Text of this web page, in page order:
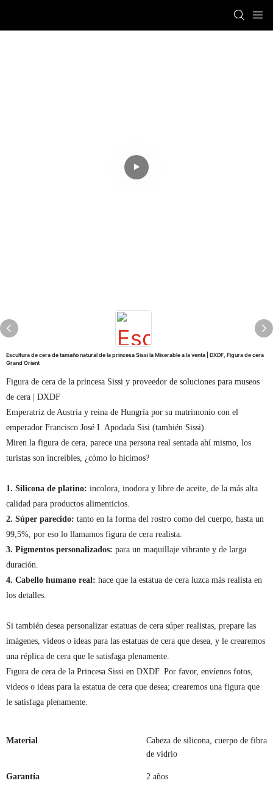
Escultura de cera de tamaño natural de la princesa Sissi la Miserable a la venta | DXDF, Figura de cera
Grand Orient
Figura de cera de la princesa Sissi y proveedor de soluciones para museos
de cera | DXDF
Emperatriz de Austria y reina de Hungría por su matrimonio con el
emperador Francisco José I. Apodada Sisi (también Sissi).
Miren la figura de cera, parece una persona real sentada ahí mismo, los
turistas son increíbles, ¿cómo lo hicimos?
1. Silicona de platino: incolora, inodora y libre de aceite, de la más alta
calidad para productos alimenticios.
2. Súper parecido: tanto en la forma del rostro como del cuerpo, hasta un
99,5%, por eso lo llamamos figura de cera realista.
3. Pigmentos personalizados: para un maquillaje vibrante y de larga
duración.
4. Cabello humano real: hace que la estatua de cera luzca más realista en
los detalles.
Si también desea personalizar estatuas de cera súper realistas, prepare las
imágenes, videos o ideas para las estatuas de cera que desea, y le crearemos
una réplica de cera que le satisfaga plenamente.
Figura de cera de la Princesa Sissi en DXDF. Por favor, envíenos fotos,
videos o ideas para la estatua de cera que desea; crearemos una figura que
le satisfaga plenamente.
Material
Cabeza de silicona, cuerpo de fibra
de vidrio
Garantía 2 años